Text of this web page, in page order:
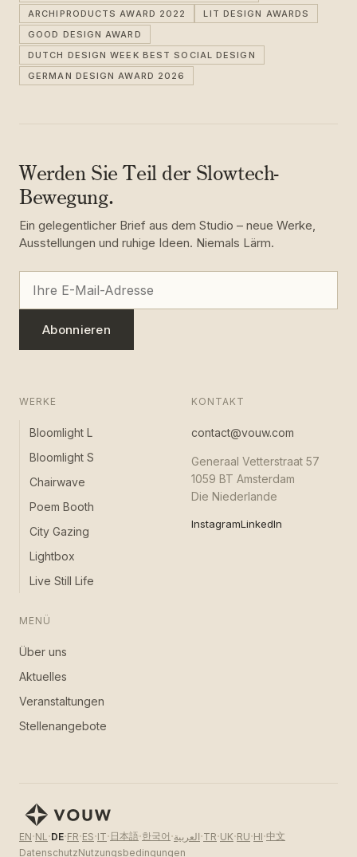
ARCHIPRODUCTS AWARD 2022
LIT DESIGN AWARDS
GOOD DESIGN AWARD
DUTCH DESIGN WEEK BEST SOCIAL DESIGN
GERMAN DESIGN AWARD 2026
Werden Sie Teil der Slowtech-
Bewegung.
Ein gelegentlicher Brief aus dem Studio – neue Werke,
Ausstellungen und ruhige Ideen. Niemals Lärm.
Abonnieren
WERKE
Bloomlight L
Bloomlight S
Chairwave
Poem Booth
City Gazing
Lightbox
Live Still Life
MENÜ
Über uns
Aktuelles
Veranstaltungen
Stellenangebote
KONTAKT
contact@vouw.com
Generaal Vetterstraat 57
1059 BT Amsterdam
Die Niederlande
InstagramLinkedIn
EN·NL ·DE·FR·ES·IT· 日本語·한국어 ·العربية·TR·UK·RU·HI·中文
DatenschutzNutzungsbedingungen